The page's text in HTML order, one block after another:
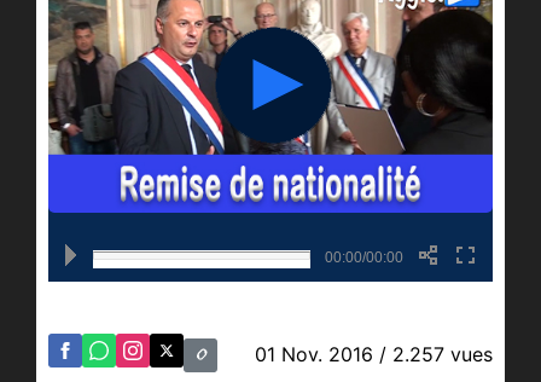
00:00/00:00
01 Nov. 2016 / 2.257 vues